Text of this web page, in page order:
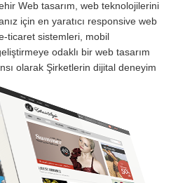
Web tasarım, web teknolojilerini
için en yaratıcı responsive web
ticaret sistemleri, mobil
odaklı bir web tasarım
olarak Şirketlerin dijital deneyim